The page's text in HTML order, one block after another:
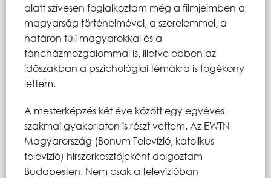
alatt szívesen foglalkoztam még a filmjeimben a
magyarság történelmével, a szerelemmel, a
határon túli magyarokkal és a
táncházmozgalommal is, illetve ebben az
időszakban a pszichológiai témákra is fogékony
lettem.
A mesterképzés két éve között egy egyéves
szakmai gyakorlaton is részt vettem. Az EWTN
Magyarország (Bonum Televízió, katolikus
televízió) hírszerkesztőjeként dolgoztam
Budapesten. Nem csak a televízióban